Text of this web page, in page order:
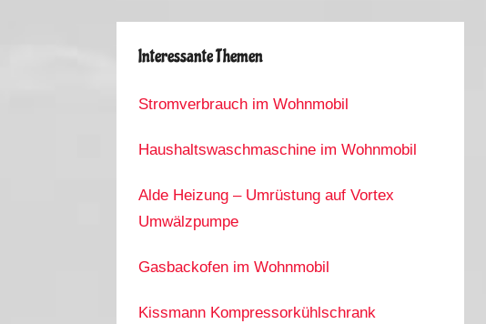
Interessante Themen
Stromverbrauch im Wohnmobil
Haushaltswaschmaschine im Wohnmobil
Alde Heizung – Umrüstung auf Vortex
Umwälzpumpe
Gasbackofen im Wohnmobil
Kissmann Kompressorkühlschrank